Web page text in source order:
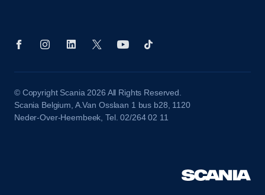
© Copyright Scania 2026 All Rights Reserved.
Scania Belgium, A.Van Osslaan 1 bus b28, 1120
Neder-Over-Heembeek, Tel. 02/264 02 11